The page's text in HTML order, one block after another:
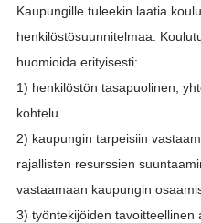
Kaupungille tuleekin laatia
henkilöstösuunnitelmaa.
huomioida erityisesti:
1) henkilöstön tasapuolinen,
kohtelu
2) kaupungin tarpeisiin
rajallisten resurssien
vastaamaan kaupungin
3) työntekijöiden tavoitteellinen